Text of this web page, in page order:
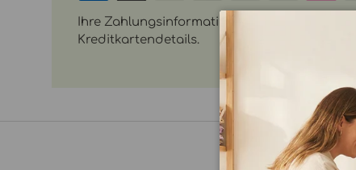
Ihre Zahlungsinformationen werden sicher
Kreditkartendetails.